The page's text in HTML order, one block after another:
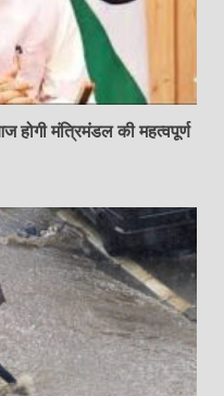
होगी मंत्रिमंडल की महत्वपूर्ण